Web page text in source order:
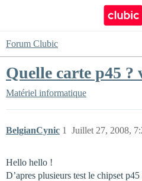
Forum Clubic
Quelle carte p45 ?
Matériel informatique
BelgianCynic Juillet 27, 2008,
1
Hello hello !
D’apres plusieurs test le chipset